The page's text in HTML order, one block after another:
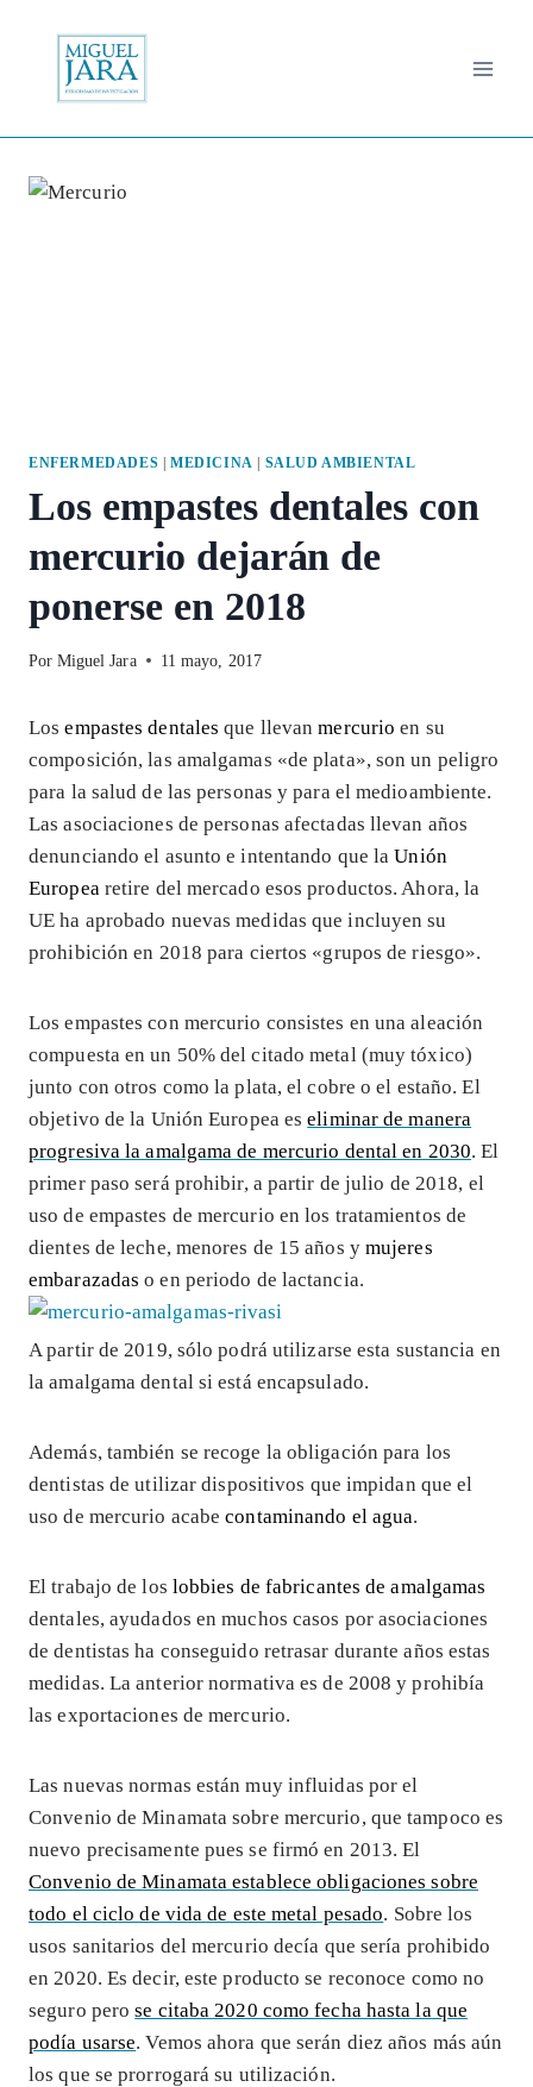
contenido
ENFERMEDADES MEDICINA SALUD AMBIENTAL
Los empastes dentales con
mercurio dejarán de
ponerse en 2018
Por Miguel Jara 11 mayo, 2017
Losempastes dentales que llevanmercurio en su
composición, las amalgamas «de plata», son un peligro
para la salud de las personas y para el medioambiente.
Las asociaciones de personas afectadas llevan años
denunciando el asunto e intentando que laUnión
Europea retire del mercado esos productos. Ahora, la
UE ha aprobado nuevas medidas que incluyen su
prohibición en 2018 para ciertos «grupos de riesgo».
Los empastes con mercurio consistes en una aleación
compuesta en un 50% del citado metal (muy tóxico)
junto con otros como la plata, el cobre o el estaño. El
objetivo de la Unión Europea eseliminar de manera
progresiva la amalgama de mercurio dental en 2030. El
primer paso será prohibir, a partir de julio de 2018, el
uso de empastes de mercurio en los tratamientos de
dientes de leche, menores de 15 años y mujeres
embarazadas o en periodo de lactancia.
A partir de 2019, sólo podrá utilizarse esta sustancia en
la amalgama dental si está encapsulado.
Además, también se recoge la obligación para los
dentistas de utilizar dispositivos que impidan que el
uso de mercurio acabecontaminando el agua.
El trabajo de los lobbies de fabricantes de amalgamas
dentales, ayudados en muchos casos por asociaciones
de dentistas ha conseguido retrasar durante años estas
medidas. La anterior normativa es de 2008 y prohibía
las exportaciones de mercurio.
Las nuevas normas están muy influidas por el
Convenio de Minamata sobre mercurio, que tampoco es
nuevo precisamente pues se firmó en 2013. El
Convenio de Minamata establece obligaciones sobre
todo el ciclo de vida de este metal pesado. Sobre los
usos sanitarios del mercurio decía que sería prohibido
en 2020. Es decir, este producto se reconoce como no
seguro perose citaba 2020 como fecha hasta la que
podía usarse. Vemos ahora que serán diez años más aún
los que se prorrogará su utilización.